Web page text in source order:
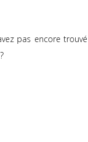
pas encore trouvé
?